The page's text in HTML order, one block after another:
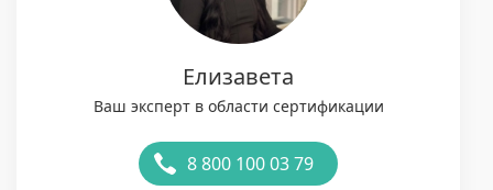
Елизавета
Ваш эксперт в области сертификации
8 800 100 03 79